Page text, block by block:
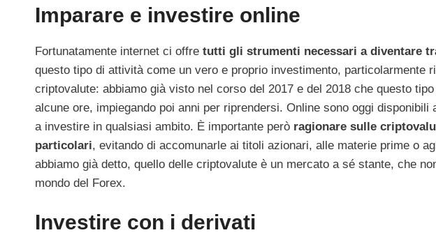
Imparare e investire online
Fortunatamente internet ci offre tutti gli strumenti necessari a diventare
questo tipo di attività come un vero e proprio investimento, particolarmente
criptovalute: abbiamo già visto nel corso del 2017 e del 2018 che questo
alcune ore, impiegando poi anni per riprendersi. Online sono oggi
a investire in qualsiasi ambito. È importante però ragionare sulle
particolari, evitando di accomunarle ai titoli azionari, alle materie prime o
abbiamo già detto, quello delle criptovalute è un mercato a sé stante, che
mondo del Forex.
Investire con i derivati